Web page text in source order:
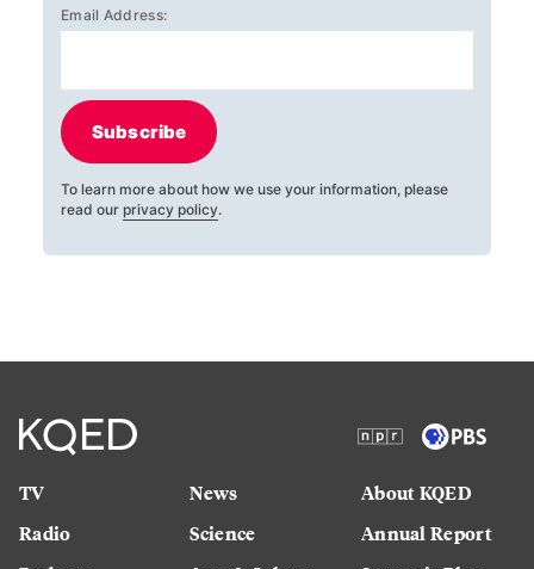
Email Address:
Subscribe
To learn more about how we use your information, please
read our privacy policy.
TV
Radio
News
Science
About KQED
Annual Report